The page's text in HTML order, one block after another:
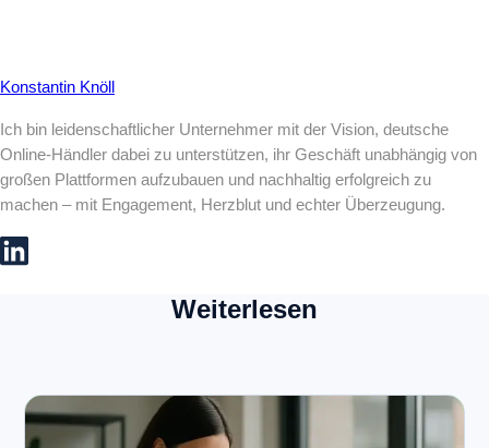
Konstantin Knöll
Ich bin leidenschaftlicher Unternehmer mit der Vision, deutsche
Online-Händler dabei zu unterstützen, ihr Geschäft unabhängig von
großen Plattformen aufzubauen und nachhaltig erfolgreich zu
machen – mit Engagement, Herzblut und echter Überzeugung.
Weiterlesen